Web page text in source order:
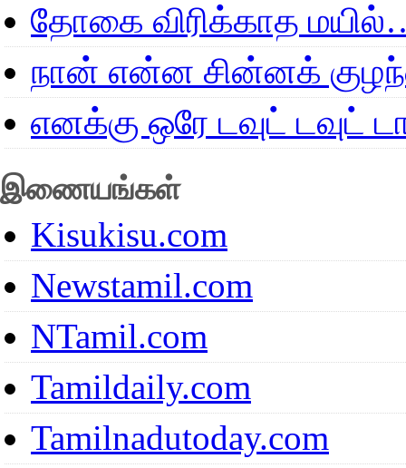
தோகை விரிக்காத
நான் என்ன சின்னக்
எனக்கு ஒரே டவுட் டவுட்
இணையங்கள்
Kisukisu.com
Newstamil.com
NTamil.com
Tamildaily.com
Tamilnadutoday.com